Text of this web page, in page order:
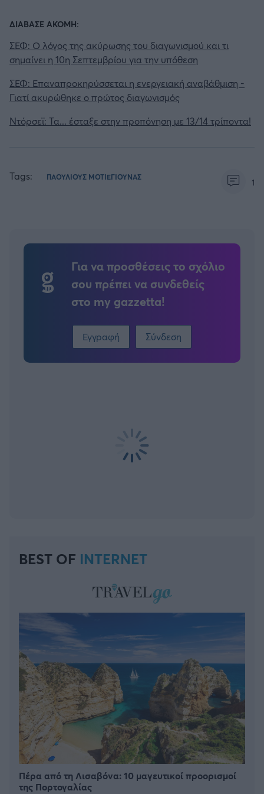
ΔΙΑΒΑΣΕ ΑΚΟΜΗ:
ΣΕΦ: Ο λόγος της ακύρωσης του διαγωνισμού και τι
σημαίνει η 10η Σεπτεμβρίου για την υπόθεση
ΣΕΦ: Επαναπροκηρύσσεται η ενεργειακή αναβάθμιση -
Γιατί ακυρώθηκε ο πρώτος διαγωνισμός
Ντόρσεϊ: Τα... έσταξε στην προπόνηση με 13/14 τρίποντα!
Tags: ΠΑΟΥΛΙΟΥΣ ΜΟΤΙΕΓΙΟΥΝΑΣ 1
Για να προσθέσεις το σχόλιο
σου πρέπει να συνδεθείς
στο my gazzetta!
Εγγραφή Σύνδεση
BEST OF INTERNET
Πέρα από τη Λισαβόνα: 10 μαγευτικοί προορισμοί
της Πορτογαλίας